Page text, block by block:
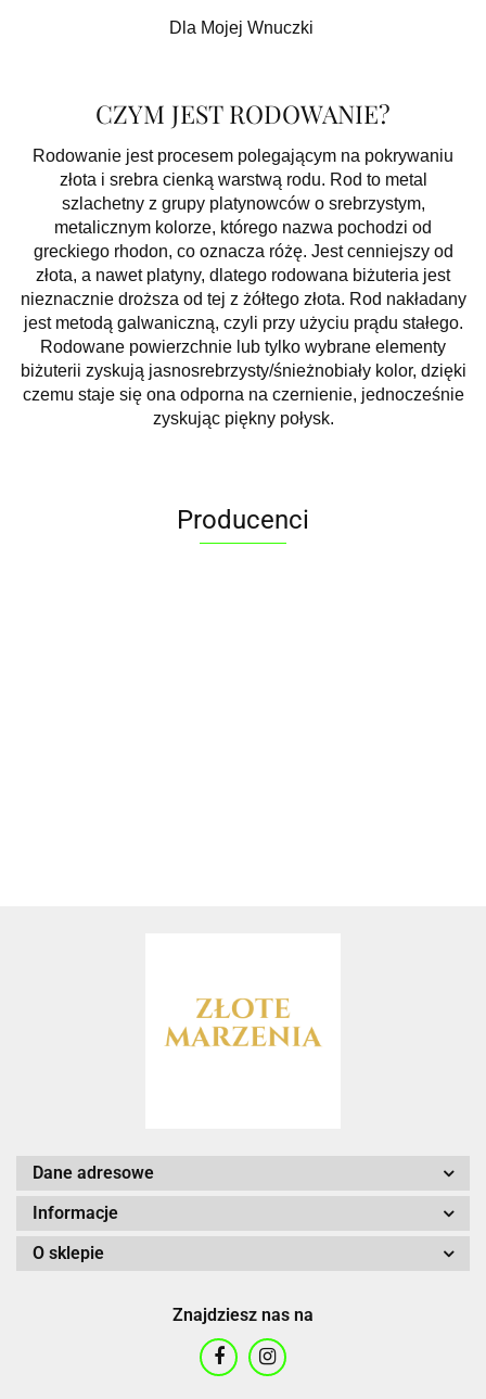
Dla Mojej Wnuczki
CZYM JEST RODOWANIE?
Rodowanie jest procesem polegającym na pokrywaniu
złota i srebra cienką warstwą rodu. Rod to metal
szlachetny z grupy platynowców o srebrzystym,
metalicznym kolorze, którego nazwa pochodzi od
greckiego rhodon, co oznacza różę. Jest cenniejszy od
złota, a nawet platyny, dlatego rodowana biżuteria jest
nieznacznie droższa od tej z żółtego złota. Rod nakładany
jest metodą galwaniczną, czyli przy użyciu prądu stałego.
Rodowane powierzchnie lub tylko wybrane elementy
biżuterii zyskują jasnosrebrzysty/śnieżnobiały kolor, dzięki
czemu staje się ona odporna na czernienie, jednocześnie
zyskując piękny połysk.
Producenci
Dane adresowe
Informacje
O sklepie
Znajdziesz nas na